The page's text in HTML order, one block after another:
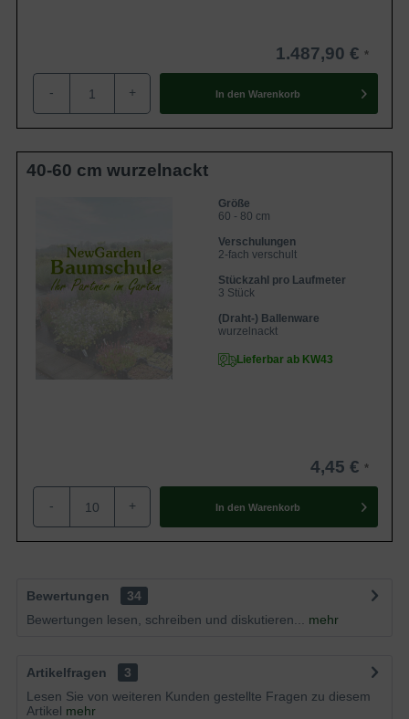
1.487,90 €
- + In den Warenkorb
40-60 cm wurzelnackt
Größe
60 - 80 cm
Verschulungen
2-fach verschult
Stückzahl pro Laufmeter
3 Stück
(Draht-) Ballenware
wurzelnackt
Lieferbar ab KW43
4,45 €
- + In den Warenkorb
Bewertungen
34
Bewertungen lesen, schreiben und diskutieren...
mehr
Artikelfragen
3
Lesen Sie von weiteren Kunden gestellte Fragen zu diesem
Artikel mehr